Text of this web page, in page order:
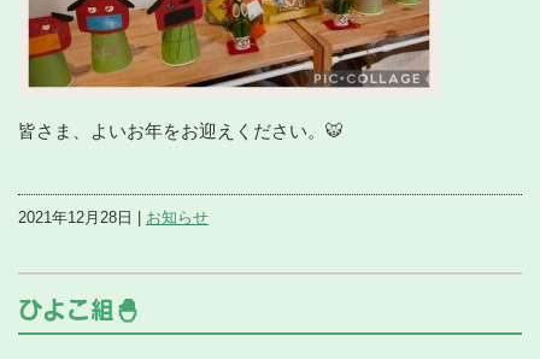
皆さま、よいお年をお迎えください。🐯
2021年12月28日 | お知らせ
ひよこ組🐣